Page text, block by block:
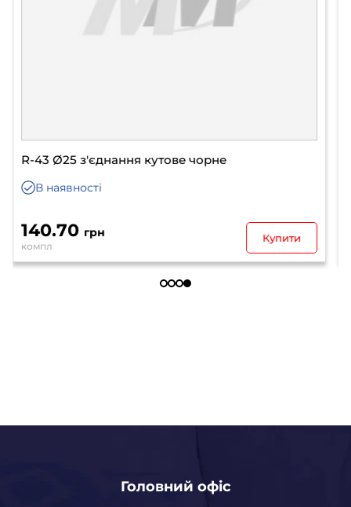
R-7 Ø25 + вкладка R-47 з'єднання до скла і
63.10грн
компл
Купити
Головний офіс